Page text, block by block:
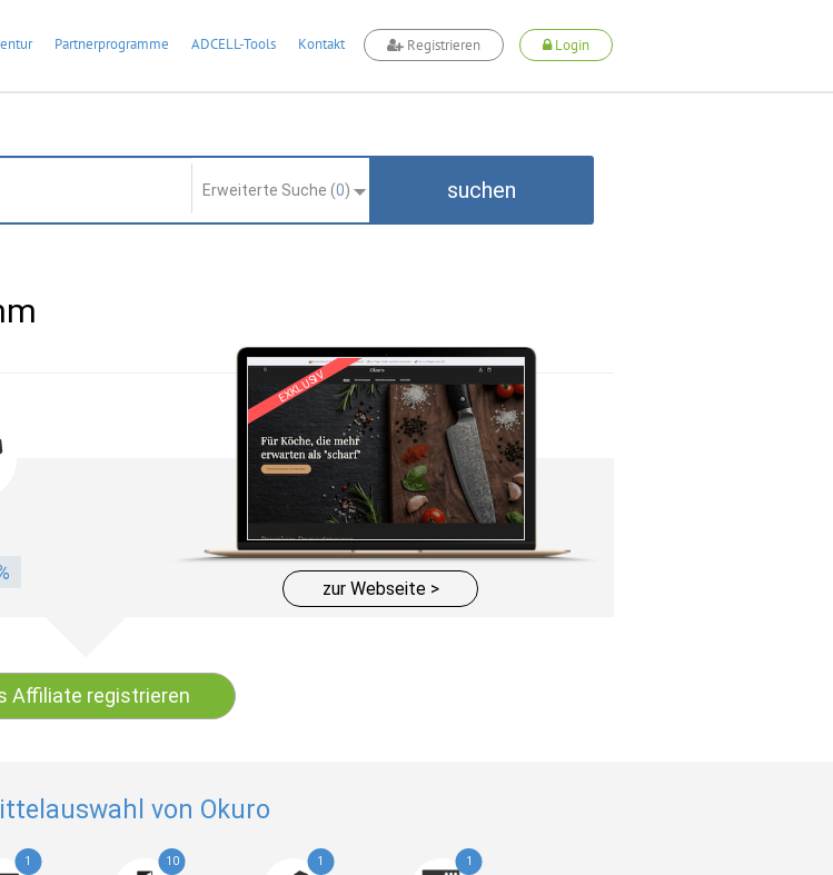
Partnerprogramme ADCELL-Tools Kontakt Registrieren Login
Erweiterte Suche (0) suchen
EXKLUSIV
zur Webseite >
Affiliate registrieren
von Okuro
1 10 1 1